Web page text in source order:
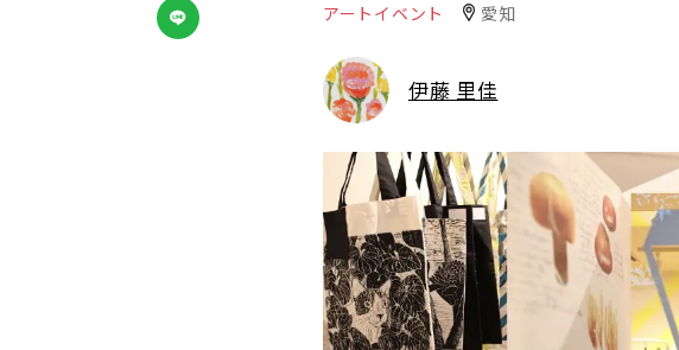
アートイベント 愛知
伊藤 里佳